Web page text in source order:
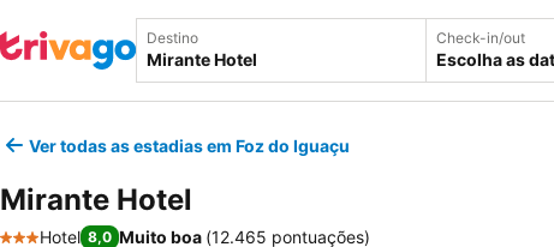
Destino Check-in/out
Escolha as
Ver todas as estadias em Foz do Iguaçu
Mirante Hotel
Hotel 8,0 Muito boa (12.465 pontuações)